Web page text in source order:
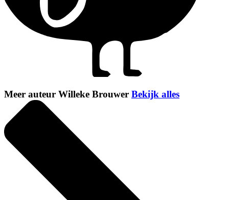
Meer auteur Willeke Brouwer Bekijk alles